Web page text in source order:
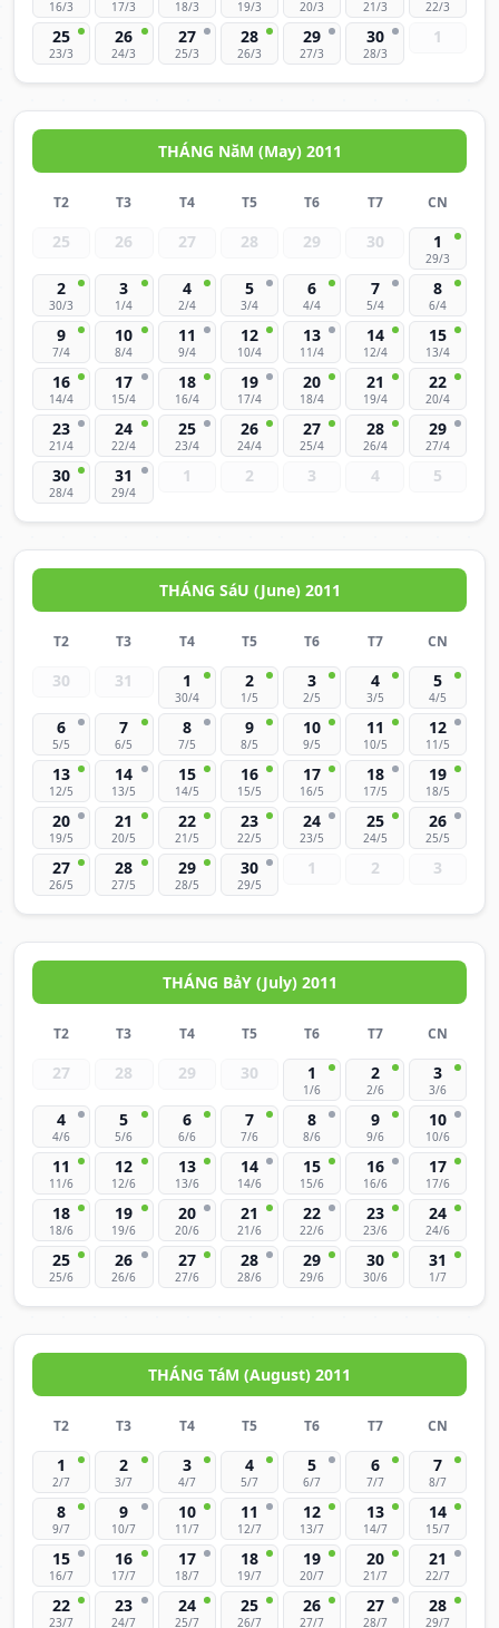
16/3 17/3 18/3 19/3 20/3 21/3 22/3
25
23/3
26
24/3
27
25/3
28
26/3
29
27/3
30
28/3
1
THÁNG NăM (May) 2011
T2 T3 T4 T5 T6 T7 CN
25 26 27 28 29 30 1
29/3
2
30/3
3
1/4
4
2/4
5
3/4
6
4/4
7
5/4
8
6/4
9
7/4
10
8/4
11
9/4
12
10/4
13
11/4
14
12/4
15
13/4
16
14/4
17
15/4
18
16/4
19
17/4
20
18/4
21
19/4
22
20/4
23
21/4
24
22/4
25
23/4
26
24/4
27
25/4
28
26/4
29
27/4
30
28/4
31
29/4
1 2 3 4 5
THÁNG SáU (June) 2011
T2 T3 T4 T5 T6 T7 CN
30 31 1
30/4
2
1/5
3
2/5
4
3/5
5
4/5
6
5/5
7
6/5
8
7/5
9
8/5
10
9/5
11
10/5
12
11/5
13
12/5
14
13/5
15
14/5
16
15/5
17
16/5
18
17/5
19
18/5
20
19/5
21
20/5
22
21/5
23
22/5
24
23/5
25
24/5
26
25/5
27
26/5
28
27/5
29
28/5
30
29/5
1 2 3
THÁNG BảY (July) 2011
T2 T3 T4 T5 T6 T7 CN
27 28 29 30 1
1/6
2
2/6
3
3/6
4
4/6
5
5/6
6
6/6
7
7/6
8
8/6
9
9/6
10
10/6
11
11/6
12
12/6
13
13/6
14
14/6
15
15/6
16
16/6
17
17/6
18
18/6
19
19/6
20
20/6
21
21/6
22
22/6
23
23/6
24
24/6
25
25/6
26
26/6
27
27/6
28
28/6
29
29/6
30
30/6
31
1/7
THÁNG TáM (August) 2011
T2 T3 T4 T5 T6 T7 CN
1
2/7
2
3/7
3
4/7
4
5/7
5
6/7
6
7/7
7
8/7
8
9/7
9
10/7
10
11/7
11
12/7
12
13/7
13
14/7
14
15/7
15
16/7
16
17/7
17
18/7
18
19/7
19
20/7
20
21/7
21
22/7
22
23/7
23
24/7
24
25/7
25
26/7
26
27/7
27
28/7
28
29/7